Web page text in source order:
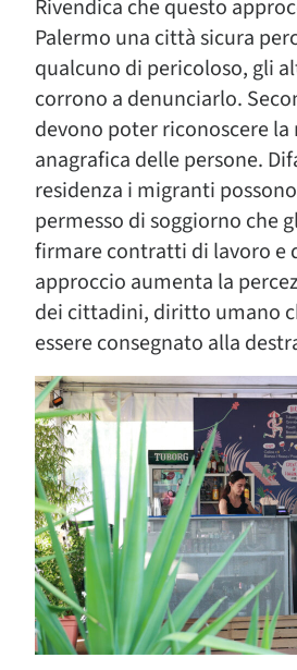
Rivendica che questo
Palermo una città sicura
qualcuno di pericoloso, gli
corrono a denunciarlo.
devono poter riconoscere la
anagrafica delle persone.
residenza i migranti
permesso di soggiorno che
firmare contratti di lavoro e
approccio aumenta la
dei cittadini, diritto umano
essere consegnato alla